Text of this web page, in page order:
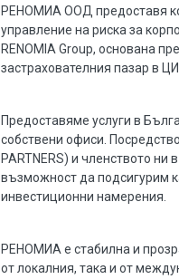
РЕНОМИА ООД предоставя
управление на риска за
RENOMIA Group, основана
застрахователния пазар в
Предоставяме услуги в
собствени офиси.
PARTNERS) и членството
възможност да подсигурим
инвестиционни намерения.
РЕНОМИА е стабилна и
от локалния, така и от